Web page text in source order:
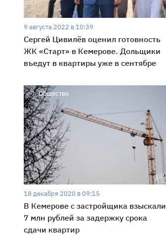
9 августа 2022 в 10:39
Сергей Цивилёв оценил готовность
ЖК «Старт» в Кемерове. Дольщики
въедут в квартиры уже в сентябре
Общество
18 декабря 2020 в 09:15
В Кемерове с застройщика взыскали
7 млн рублей за задержку срока
сдачи квартир